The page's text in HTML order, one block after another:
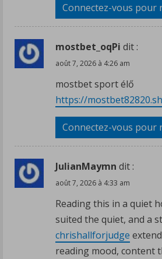
Connectez-vous pour
mostbet_oqPi dit :
août 7, 2026 à 4:26 am
mostbet sport élő
https://
Connectez-vous pour
JulianMaymn dit :
août 7, 2026 à 4:33 am
Reading this in a quiet
suited the quiet, and a
chrishallforjudge
reading mood, content